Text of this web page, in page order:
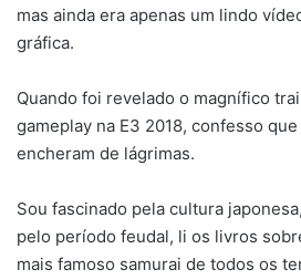
mas ainda era apenas um lindo
gráfica.
Quando foi revelado o magnífico
gameplay na E3 2018, confesso
encheram de lágrimas.
Sou fascinado pela cultura
pelo período feudal, li os livros
mais famoso samurai de todos os